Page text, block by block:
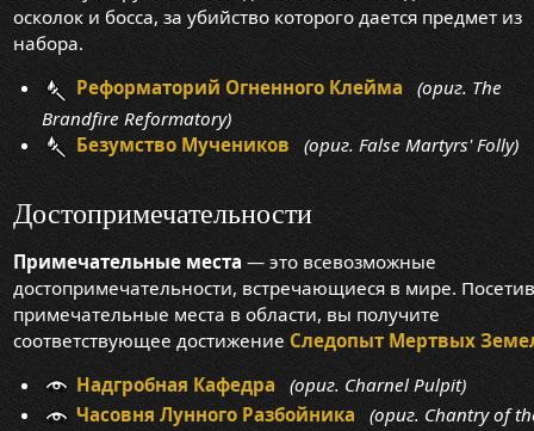
осколок и босса, за убийство которого дается предмет из
набора.
Реформаторий Огненного Клейма
(ориг. The
Brandfire Reformatory)
Безумство Мучеников
(ориг. False Martyrs' Folly)
Достопримечательности
Примечательные места — это всевозможные
достопримечательности, встречающиеся в мире.
примечательные места в области, вы получите
соответствующее достижение Следопыт Мертвых
Надгробная Кафедра
(ориг. Charnel Pulpit)
Часовня Лунного Разбойника
(ориг. Chantry of